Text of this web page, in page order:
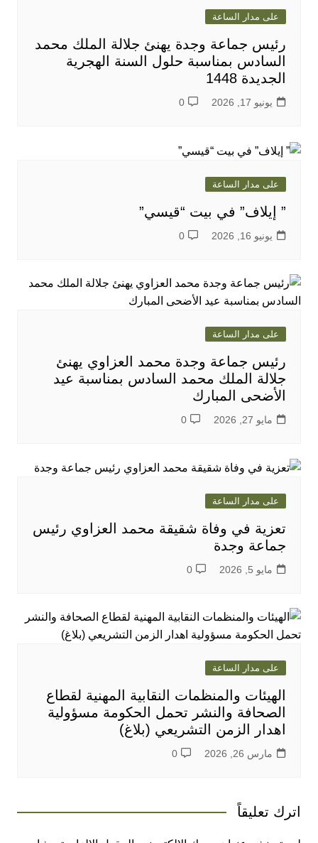
على مدار الساعة
رئيس جماعة وجدة يهنئ جلالة الملك محمد
السادس بمناسبة حلول السنة الهجرية
الجديدة 1448
يونيو 17, 2026 0
على مدار الساعة
” إيلاف” في بيت “قيسي”
يونيو 16, 2026 0
على مدار الساعة
رئيس جماعة وجدة محمد العزاوي يهنئ
جلالة الملك محمد السادس بمناسبة عيد
الأضحى المبارك
مايو 27, 2026 0
على مدار الساعة
تعزية في وفاة شقيقة محمد العزاوي رئيس
جماعة وجدة
مايو 5, 2026 0
على مدار الساعة
الهيئات والمنظمات النقابية المهنية لقطاع
الصحافة والنشر تحمل الحكومة مسؤولية
اهدار الزمن التشريعي (بلاغ)
مارس 26, 2026 0
اترك تعليقاً